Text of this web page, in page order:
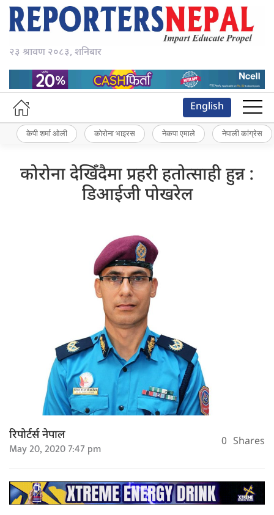
२३ श्रावण २०८३, शनिबार
English
केपी शर्मा ओली कोरोना भाइरस नेकपा एमाले नेपाली कांग्रेस
कोरोना देखिँदैमा प्रहरी हतोत्साही हुन्न :
डिआईजी पोखरेल
रिपोर्टर्स नेपाल
May 20, 2020 7:47 pm 0 Shares